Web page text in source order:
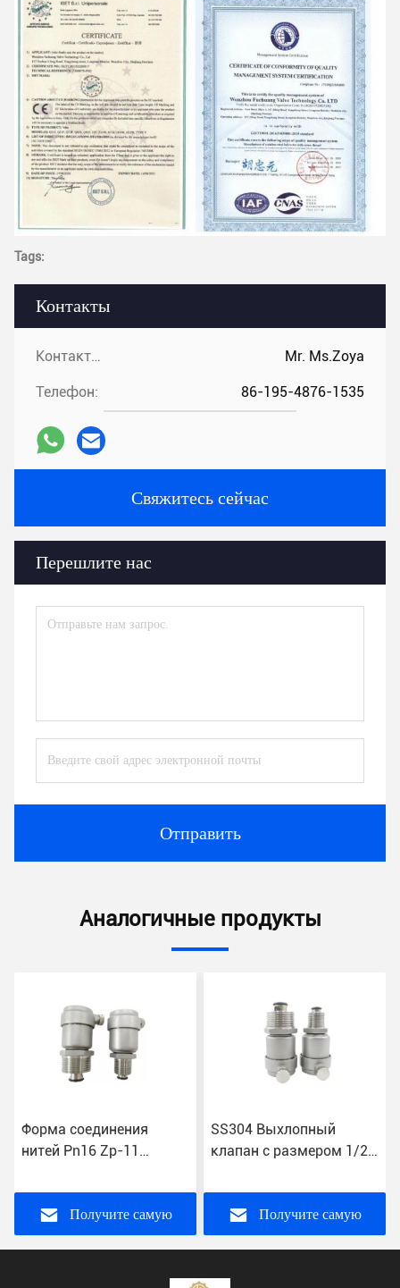
Контакты
Контакты: Mr. Ms.Zoya
Телефон: 86-195-4876-1535
Свяжитесь сейчас
Перешлите нас
Отправить
Tags:
Аналогичные продукты
SS304 Выхлопный
клапан с размером 1/2
температуры ISO 9001
Получите самую
Инвестиционное литье
CF8 одноколесный
вентилятор с
настраиваемыми
спецификациями
Получите самую